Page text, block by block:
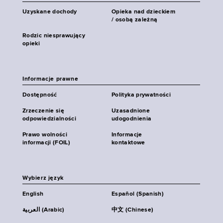
Uzyskane dochody
Opieka nad dzieckiem
/ osobą zależną
Rodzic niesprawujący
opieki
Informacje prawne
Dostępność Polityka prywatności
Zrzeczenie się
odpowiedzialności
Uzasadnione
udogodnienia
Prawo wolności
informacji (FOIL)
Informacje
kontaktowe
Wybierz język
English Español (Spanish)
العربية (Arabic) 中文 (Chinese)